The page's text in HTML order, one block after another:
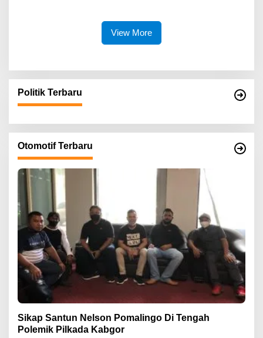
View More
Politik Terbaru
Otomotif Terbaru
Sikap Santun Nelson Pomalingo Di Tengah
Polemik Pilkada Kabgor